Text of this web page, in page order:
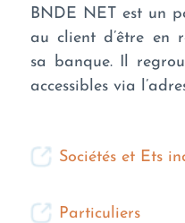
BNDE NET est un
au client d’être en
sa banque. Il
accessibles via
Sociétés et Ets
Particuliers